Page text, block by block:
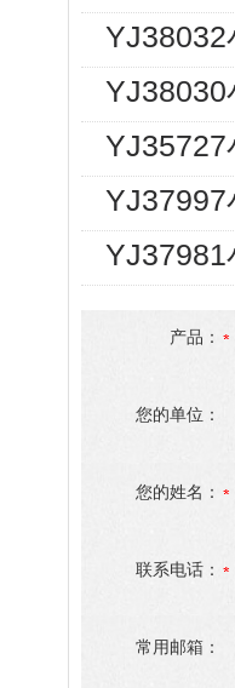
YJ38032
YJ38030
YJ35727
YJ37997
YJ37981
产品：
您的单位：
您的姓名：
联系电话：
常用邮箱：